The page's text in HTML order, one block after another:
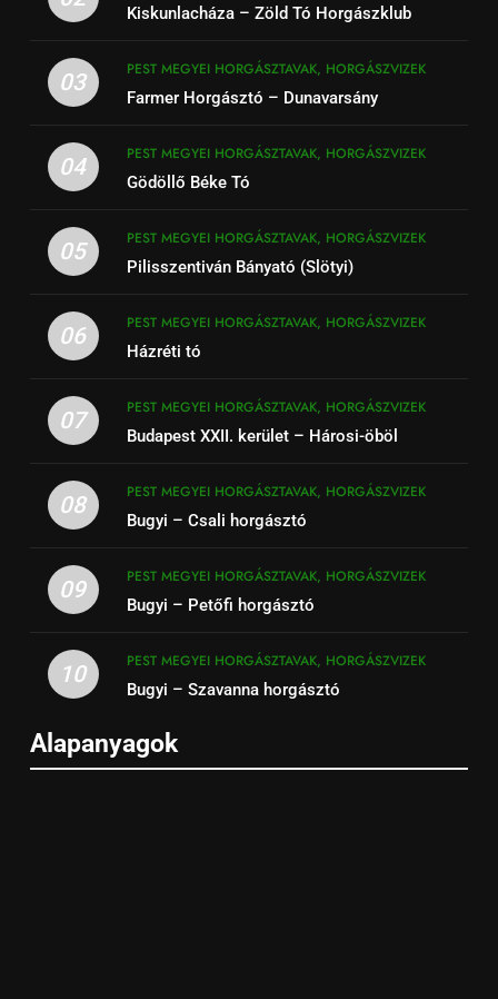
Kiskunlacháza – Zöld Tó Horgászklub
03
PEST MEGYEI HORGÁSZTAVAK, HORGÁSZVIZEK
Farmer Horgásztó – Dunavarsány
04
PEST MEGYEI HORGÁSZTAVAK, HORGÁSZVIZEK
Gödöllő Béke Tó
05
PEST MEGYEI HORGÁSZTAVAK, HORGÁSZVIZEK
Pilisszentiván Bányató (Slötyi)
06
PEST MEGYEI HORGÁSZTAVAK, HORGÁSZVIZEK
Házréti tó
07
PEST MEGYEI HORGÁSZTAVAK, HORGÁSZVIZEK
Budapest XXII. kerület – Hárosi-öböl
08
PEST MEGYEI HORGÁSZTAVAK, HORGÁSZVIZEK
Bugyi – Csali horgásztó
09
PEST MEGYEI HORGÁSZTAVAK, HORGÁSZVIZEK
Bugyi – Petőfi horgásztó
10
PEST MEGYEI HORGÁSZTAVAK, HORGÁSZVIZEK
Bugyi – Szavanna horgásztó
Alapanyagok